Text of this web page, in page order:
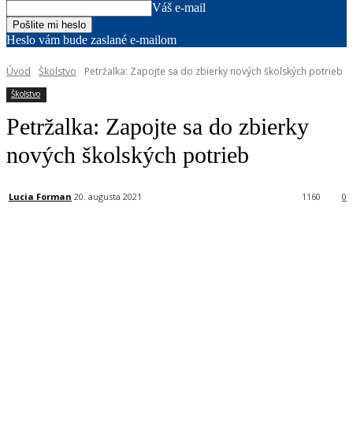
Váš e-mail
Heslo vám bude zaslané e-mailom
Úvod Školstvo Petržalka: Zapojte sa do zbierky nových školských potrieb
Školstvo
Petržalka: Zapojte sa do zbierky
nových školských potrieb
Lucia Forman 20. augusta 2021 0
1160